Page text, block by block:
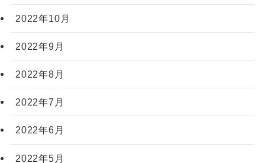
2022年10月
2022年9月
2022年8月
2022年7月
2022年6月
2022年5月